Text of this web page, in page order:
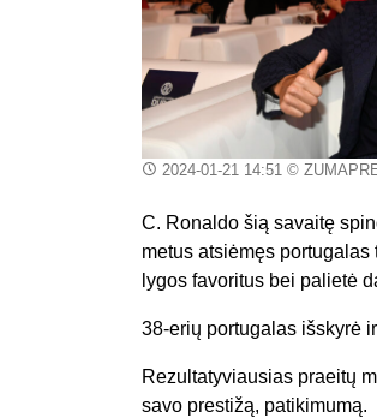
2024-01-21 14:51 ©
C. Ronaldo šią savaitę
metus atsiėmęs
lygos favoritus bei palietė
38-erių portugalas išskyrė
Rezultatyviausias praeitų
savo prestižą, patikimumą.